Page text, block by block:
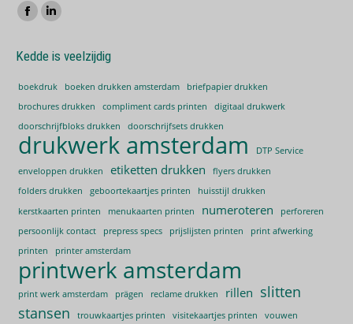
Vind ons op:
Facebook
opens
in
new
window
Linkedin
opens
in
new
window
Kedde is veelzijdig
boekdruk boeken drukken amsterdam
briefpapier drukken
brochures drukken
compliment cards printen
digitaal drukwerk
doorschrijfbloks drukken
doorschrijfsets drukken
drukwerk amsterdam
DTP Service
enveloppen drukken
etiketten drukken
flyers drukken
folders drukken
geboortekaartjes printen
huisstijl drukken
kerstkaarten printen
menukaarten printen numeroteren
perforeren
persoonlijk contact
prepress specs prijslijsten printen
print afwerking
printen
printer amsterdam
printwerk amsterdam
print werk amsterdam prägen reclame drukken rillen slitten
stansen
trouwkaartjes printen visitekaartjes printen vouwen